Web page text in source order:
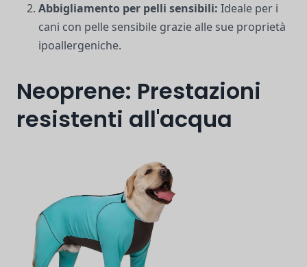
Abbigliamento per pelli sensibili: Ideale per i
cani con pelle sensibile grazie alle sue proprietà
ipoallergeniche.
Neoprene: Prestazioni
resistenti all'acqua